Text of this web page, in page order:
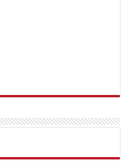
TipobetMatadorbetMariobet